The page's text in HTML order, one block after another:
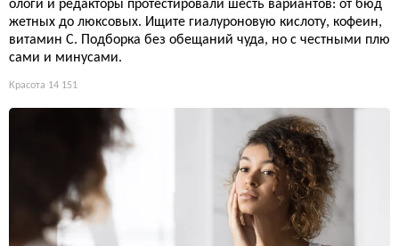
ологи и редакторы протестировали шесть вариантов: от бюд
жетных до люксовых. Ищите гиалуроновую кислоту, кофеин,
витамин С. Подборка без обещаний чуда, но с честными плю
сами и минусами.
Красота 14 151